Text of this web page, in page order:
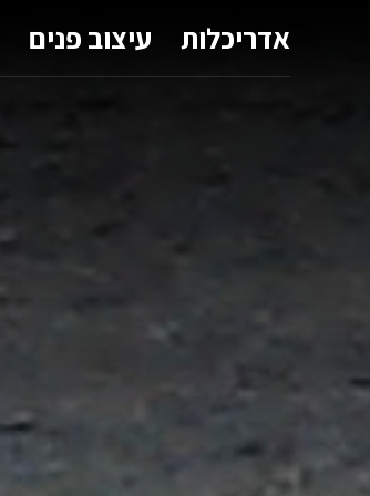
אדריכלות עיצוב פנים